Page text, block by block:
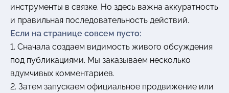
инструменты в связке. Но здесь важна аккуратность
и правильная последовательность действий.
Если на странице совсем пусто:
1. Сначала создаем видимость живого обсуждения
под публикациями. Мы заказываем несколько
вдумчивых комментариев.
2. Затем запускаем официальное продвижение или